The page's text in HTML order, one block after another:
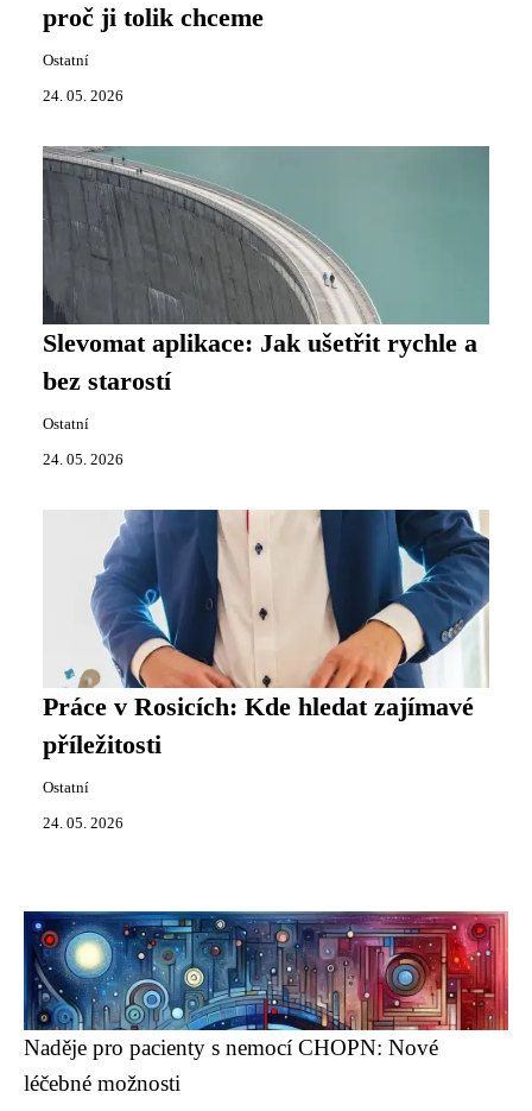
proč ji tolik chceme
Ostatní
24. 05. 2026
Slevomat aplikace: Jak ušetřit rychle a
bez starostí
Ostatní
24. 05. 2026
Práce v Rosicích: Kde hledat zajímavé
příležitosti
Ostatní
24. 05. 2026
Naděje pro pacienty s nemocí CHOPN: Nové
léčebné možnosti